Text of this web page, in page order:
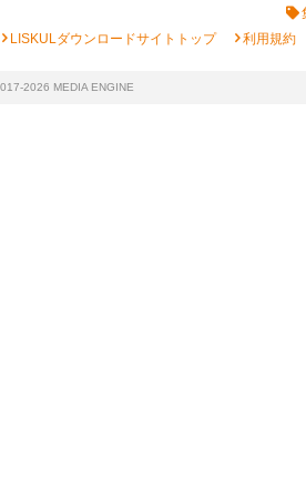
chevron_rightLISKULダウンロードサイトトップ chevron_right利用規約
2026 MEDIA ENGINE